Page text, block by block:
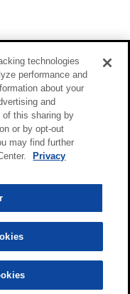
technologies
performance and
about your
and
this sharing by
or by opt-out
may find further
Privacy